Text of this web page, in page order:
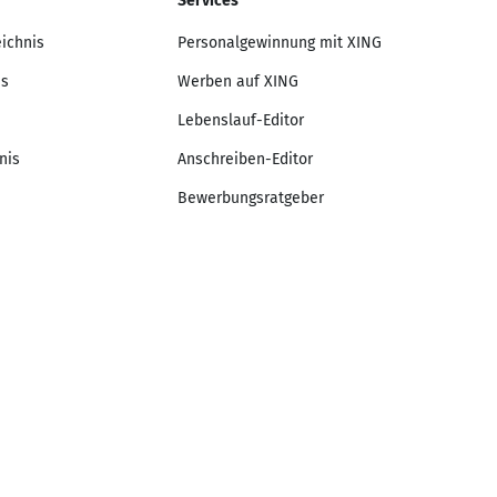
Personalgewinnung mit XING
Werben auf XING
Lebenslauf-Editor
Anschreiben-Editor
Bewerbungsratgeber